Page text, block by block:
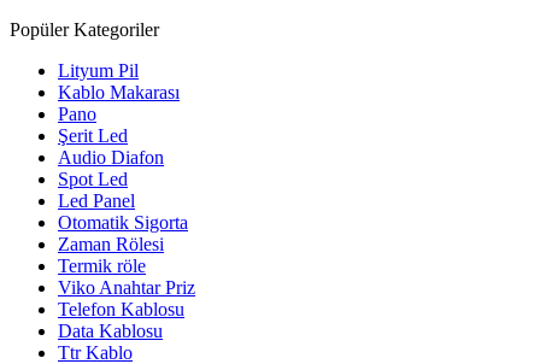
Popüler Kategoriler
Lityum Pil
Kablo Makarası
Pano
Şerit Led
Audio Diafon
Spot Led
Led Panel
Otomatik Sigorta
Zaman Rölesi
Termik röle
Viko Anahtar Priz
Telefon Kablosu
Data Kablosu
Ttr Kablo